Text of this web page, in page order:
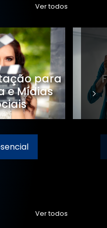
Ver todos
para
e Mídias
Ver todos